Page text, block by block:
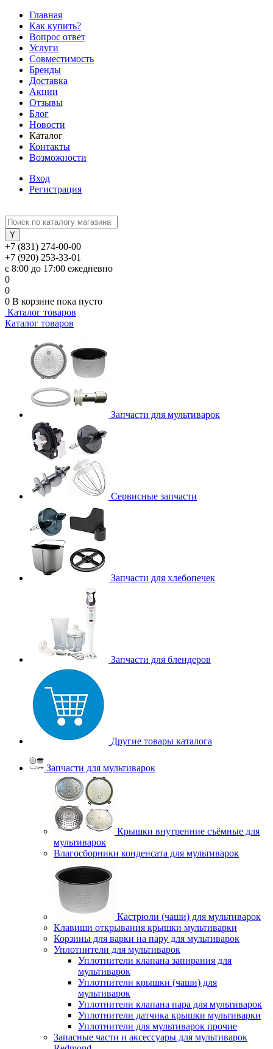
Главная
Как купить?
Вопрос ответ
Услуги
Совместимость
Бренды
Доставка
Акции
Отзывы
Блог
Новости
Каталог
Контакты
Возможности
Вход
Регистрация
+7 (831) 274-00-00
+7 (920) 253-33-01
с 8:00 до 17:00 ежедневно
0
0
0 В корзине пока пусто
Каталог товаров
Каталог товаров
Запчасти для мультиварок
Сервисные запчасти
Запчасти для хлебопечек
Запчасти для блендеров
Другие товары каталога
Запчасти для мультиварок
Крышки внутренние съёмные для
мультиварок
Влагосборники конденсата для мультиварок
Кастрюли (чаши) для мультиварок
Клавиши открывания крышки мультиварки
Корзины для варки на пару для мультиварок
Уплотнители для мультиварок
Уплотнители клапана запирания для
мультиварок
Уплотнители крышки (чаши) для
мультиварок
Уплотнители клапана пара для мультиварок
Уплотнители датчика крышки мультиварки
Уплотнители для мультиварок прочие
Запасные части и аксессуары для мультиварок